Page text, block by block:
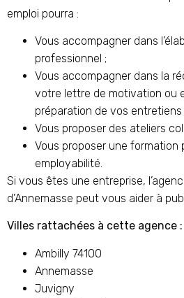
emploi pourra :
Vous accompagner dans
professionnel ;
Vous accompagner dans la
votre lettre de motivation ou
préparation de vos entretiens
Vous proposer des ateliers
Vous proposer une formation
employabilité.
Si vous êtes une entreprise,
d’Annemasse peut vous aider à
Villes rattachées à cette agence :
Ambilly 74100
Annemasse
Juvigny